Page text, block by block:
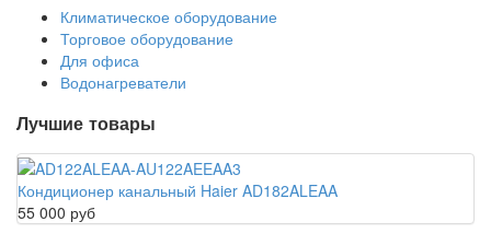
Климатическое оборудование
Торговое оборудование
Для офиса
Водонагреватели
Лучшие товары
Кондиционер канальный Haier AD182ALEAA
55 000 руб